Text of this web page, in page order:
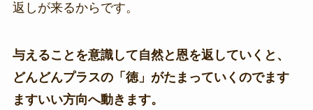
返しが来るからです。
与えることを意識して自然と恩を返していくと、
どんどんプラスの「徳」がたまっていくのでます
ますいい方向へ動きます。